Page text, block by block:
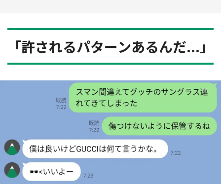
「許されるパターンあるんだ...」